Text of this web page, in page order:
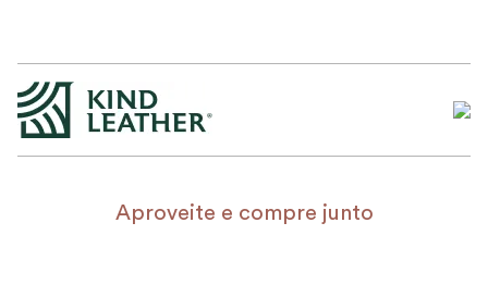
Aproveite e compre junto